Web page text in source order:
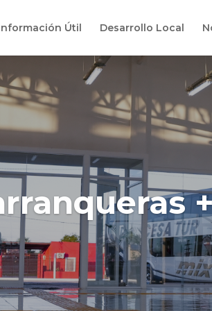
Útil Desarrollo Local